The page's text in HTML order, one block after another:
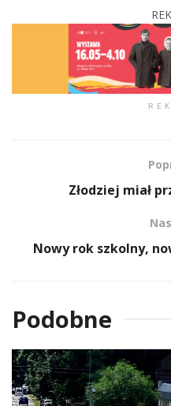
Złodziej miał
Nowy rok szkolny,
Podobne